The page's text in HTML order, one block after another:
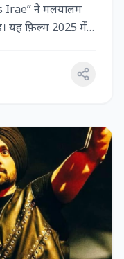
Irae” ने मलयालम
यह फ़िल्म 2025 में